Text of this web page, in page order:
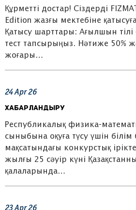
Құрметті достар! Сіздерді
Edition жазғы мектебіне
Қатысу шарттары: Ағылшын
тест тапсырыңыз. Нәтиже 50%
жоғары…
24Apr26
Хабарландыру
Республикалық физика-
сыныбына оқуға түсу үшін
мақсатындағы конкурстық
жылғы 25 сәуір күні
қалаларында…
23Apr26